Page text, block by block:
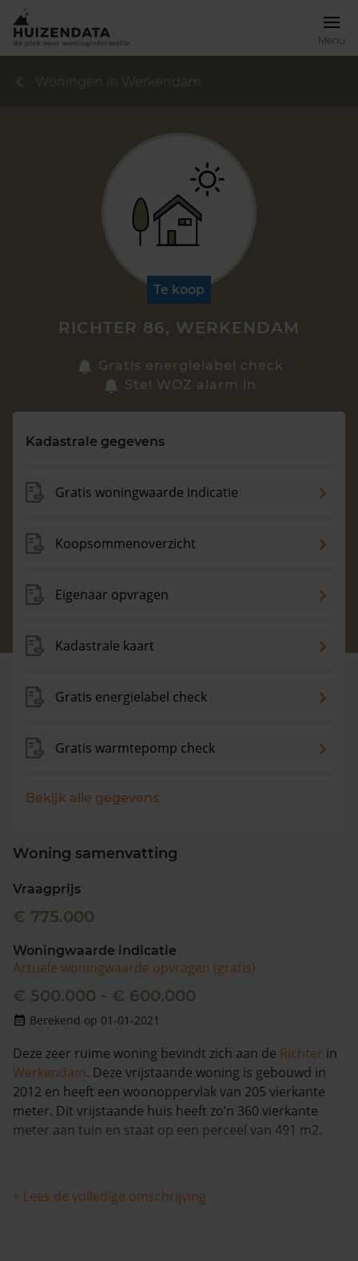
Menu
Zoek een woning
Maandag t/m vrijdag - 08:00 -18:00
Woningen in Werkendam
Te koop
RICHTER 86, WERKENDAM
Gratis energielabel check
Stel WOZ alarm in
Kadastrale gegevens
Gratis woningwaarde indicatie
Koopsommenoverzicht
Eigenaar opvragen
Kadastrale kaart
Gratis energielabel check
Gratis warmtepomp check
Bekijk alle gegevens
Woning samenvatting
Vraagprijs
€ 775.000
Woningwaarde indicatie
Actuele woningwaarde opvragen (gratis)
€ 500.000 - € 600.000
Berekend op 01-01-2021
Deze zeer ruime woning bevindt zich aan de Richter in
Werkendam. Deze vrijstaande woning is gebouwd in
2012 en heeft een woonoppervlak van 205 vierkante
meter. Dit vrijstaande huis heeft zo’n 360 vierkante
meter aan tuin en staat op een perceel van 491 m2.
is in de afgelopen 12 maanden met meer dan 3% in
waarde verminderd. Waarschijnlijk is deze woning
+ Lees de volledige omschrijving